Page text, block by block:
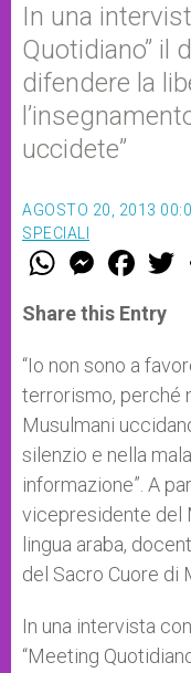
In una
Quotidiano” il
difendere la
uccidete”
AGOSTO 20, 2013
SPECIALI
W
t
s
p
p
M
e
s
e
g
e
r
F
a
e
b
o
k
r
Share this Entry
“Io non sono a
terrorismo, perché
Musulmani
silenzio e nella
informazione”. A
vicepresidente del
lingua araba,
del Sacro Cuore di
In una intervista
“Meeting